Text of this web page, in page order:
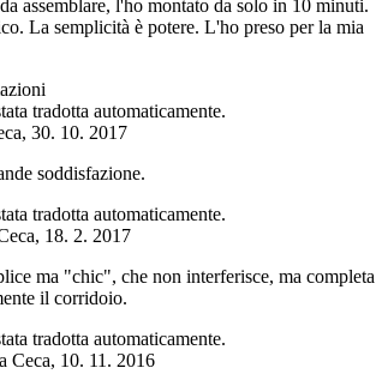
assemblare, l'ho montato da solo in 10 minuti.
La semplicità è potere. L'ho preso per la mia
tradotta automaticamente.
, 30. 10. 2017
soddisfazione.
tradotta automaticamente.
, 18. 2. 2017
ma "chic", che non interferisce, ma completa
il corridoio.
tradotta automaticamente.
Ceca, 10. 11. 2016